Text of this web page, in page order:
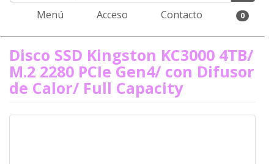
Menú Acceso Contacto 0
Disco SSD Kingston KC3000 4TB/
M.2 2280 PCIe Gen4/ con Difusor
de Calor/ Full Capacity